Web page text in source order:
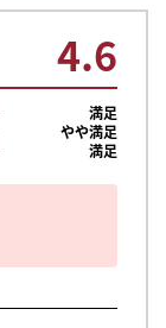
4.6
満足
やや満足
満足